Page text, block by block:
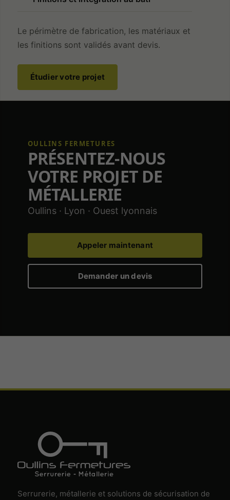
Le périmètre de fabrication, les matériaux et
les finitions sont validés avant devis.
Étudier votre projet
OULLINS FERMETURES
PRÉSENTEZ-NOUS
VOTRE PROJET DE
MÉTALLERIE
Oullins · Lyon · Ouest lyonnais
Appeler maintenant
Demander un devis
Serrurerie, métallerie et solutions de sécurisation de
activé.